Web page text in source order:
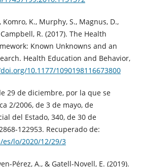
Komro, K., Murphy, S., Magnus, D.,
R. (2017). The Health
Known Unknowns and an
Health Education and Behavior,
10.1177/1090198116673800
29 de diciembre, por la que se
2/2006, de 3 de mayo, de
del Estado, 340, de 30 de
122953. Recuperado de:
lo/2020/12/29/3
Pérez, A., & Gatell-Novell, E. (2019).